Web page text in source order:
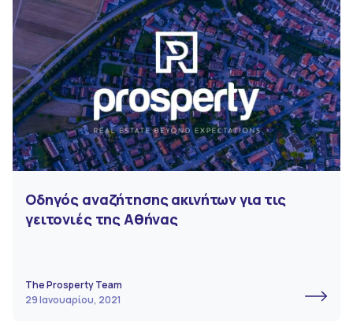
Οδηγός αναζήτησης ακινήτων για τις
γειτονιές της Αθήνας
The Prosperty Team
29 Ιανουαρίου, 2021